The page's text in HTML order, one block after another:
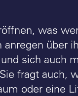
was
über
sich auch
fragt auch,
oder eine